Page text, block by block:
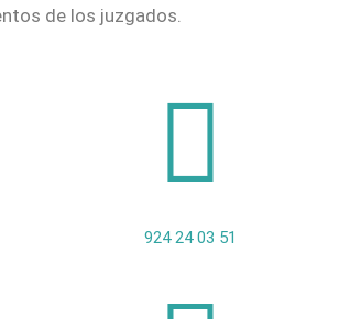
de los juzgados.
924 24 03 51